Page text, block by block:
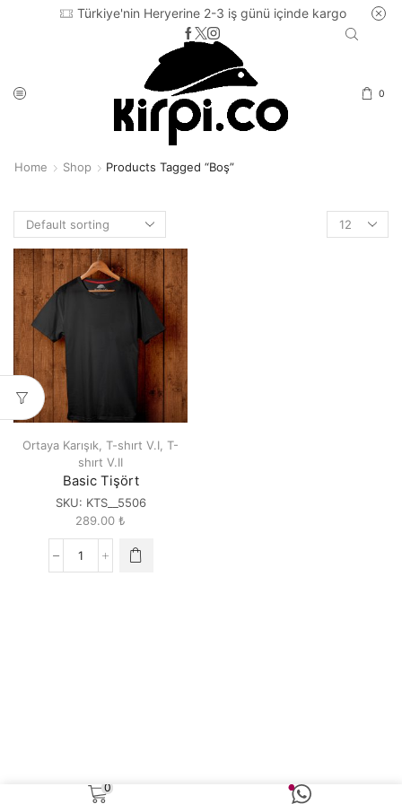
Türkiye'nin Heryerine 2-3 iş günü içinde kargo
0
Home Shop Products Tagged “boş”
Products
per
Ortaya Karışık, T-shırt V.I, T-
shırt V.II
Basic Tişört
SKU: KTS__5506
289.00 ₺
Basic
0